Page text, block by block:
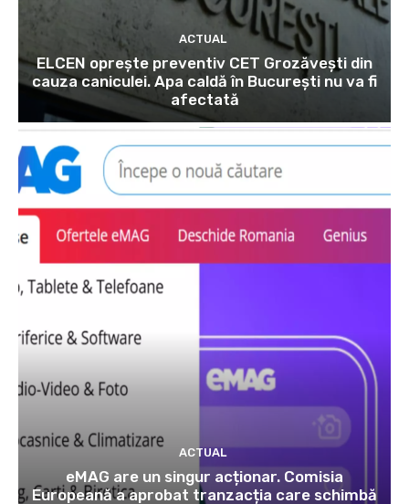
ACTUAL
ELCEN oprește preventiv CET Grozăvești din
cauza caniculei. Apa caldă în București nu va fi
afectată
ACTUAL
eMAG are un singur acționar. Comisia
Europeană a aprobat tranzacția care schimbă